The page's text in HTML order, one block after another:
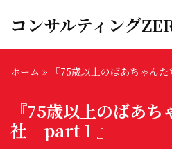
テ
へ
ス
コンサルティング
ホーム » 『75歳以上のばあちゃん
『75歳以上のばあ
社 part１』